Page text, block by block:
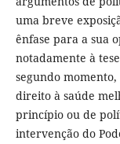
uma breve
ênfase para a sua
notadamente à
segundo
direito à saúde
princípio ou de
intervenção do